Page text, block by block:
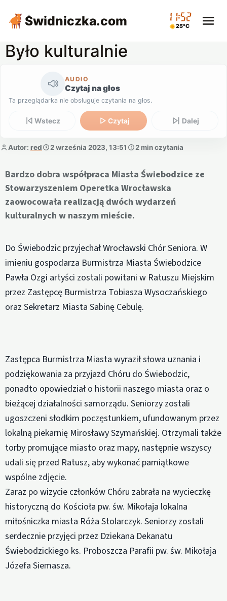
Świdniczka.com 11:52
25°C
Było kulturalnie
AUDIO
Czytaj na głos
Ta przeglądarka nie obsługuje czytania na głos.
Wstecz Czytaj Dalej
Autor: red 2 września 2023, 13:51 2 min czytania
Bardzo dobra współpraca Miasta Świebodzice ze
Stowarzyszeniem Operetka Wrocławska
zaowocowała realizacją dwóch wydarzeń
kulturalnych w naszym mieście.
Do Świebodzic przyjechał Wrocławski Chór Seniora. W
imieniu gospodarza Burmistrza Miasta Świebodzice
Pawła Ozgi artyści zostali powitani w Ratuszu Miejskim
przez Zastępcę Burmistrza Tobiasza Wysoczańskiego
oraz Sekretarz Miasta Sabinę Cebulę.
Zastępca Burmistrza Miasta wyraził słowa uznania i
podziękowania za przyjazd Chóru do Świebodzic,
ponadto opowiedział o historii naszego miasta oraz o
bieżącej działalności samorządu. Seniorzy zostali
ugoszczeni słodkim poczęstunkiem, ufundowanym przez
lokalną piekarnię Mirosławy Szymańskiej. Otrzymali także
torby promujące miasto oraz mapy, następnie wszyscy
udali się przed Ratusz, aby wykonać pamiątkowe
wspólne zdjęcie.
Zaraz po wizycie członków Chóru zabrała na wycieczkę
historyczną do Kościoła pw. św. Mikołaja lokalna
miłośniczka miasta Róża Stolarczyk. Seniorzy zostali
serdecznie przyjęci przez Dziekana Dekanatu
Świebodzickiego ks. Proboszcza Parafii pw. św. Mikołaja
Józefa Siemasza.